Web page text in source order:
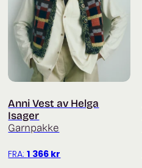
Anni Vest av Helga
Isager
Garnpakke
FRA:1 366 kr